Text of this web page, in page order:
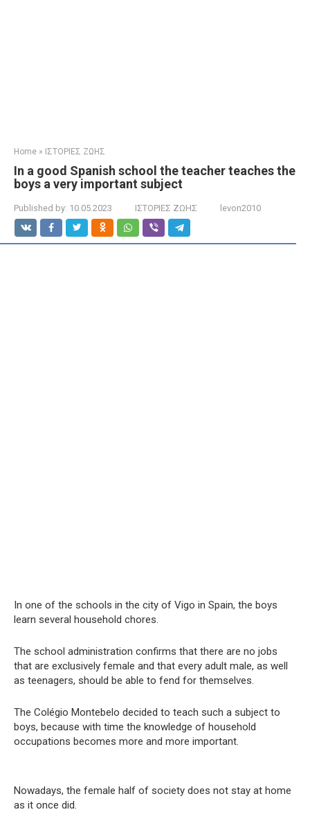
Home » ΙΣΤΟΡΙΕΣ ΖΩΗΣ
In a good Spanish school the teacher teaches the
boys a very important subject
Published by: 10.05.2023 ΙΣΤΟΡΙΕΣ ΖΩΗΣ levon2010
In one of the schools in the city of Vigo in Spain, the boys
learn several household chores.
The school administration confirms that there are no jobs
that are exclusively female and that every adult male, as well
as teenagers, should be able to fend for themselves.
The Colégio Montebelo decided to teach such a subject to
boys, because with time the knowledge of household
occupations becomes more and more important.
Nowadays, the female half of society does not stay at home
as it once did.